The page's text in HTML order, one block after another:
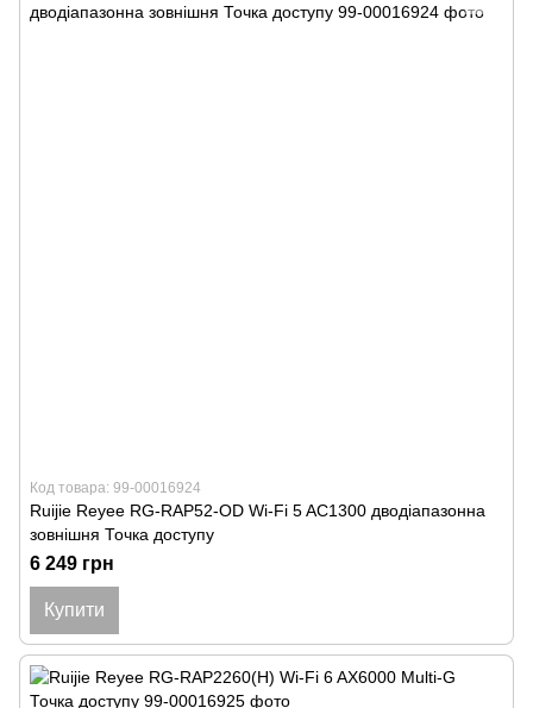
Код товара: 99-00016924
Ruijie Reyee RG-RAP52-OD Wi-Fi 5 AC1300 дводіапазонна
зовнішня Точка доступу
6 249 грн
Купити